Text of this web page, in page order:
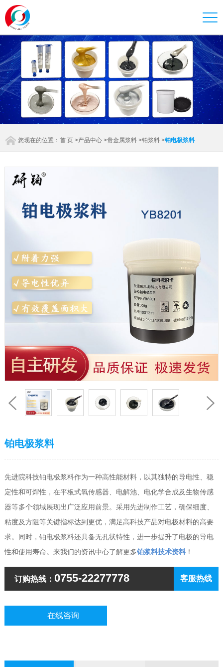
您现在的位置：首 页 >产品中心 >贵金属浆料 >铂浆料 >铂电极浆料
铂电极浆料
先进院科技铂电极浆料作为一种高性能材料，以其独特的导电性、稳
定性和可焊性，在平板式氧传感器、电解池、电化学合成及生物传感
器等多个领域展现出广泛应用前景。采用先进制作工艺，确保细度、
粘度及方阻等关键指标达到更优，满足高科技产品对电极材料的高要
求。同时，铂电极浆料还具备无孔状特性，进一步提升了电极的导电
性和使用寿命。 来我们的资讯中心了解更多铂浆料技术资料！
客服热线
订购热线： 0755-22277778
在线咨询